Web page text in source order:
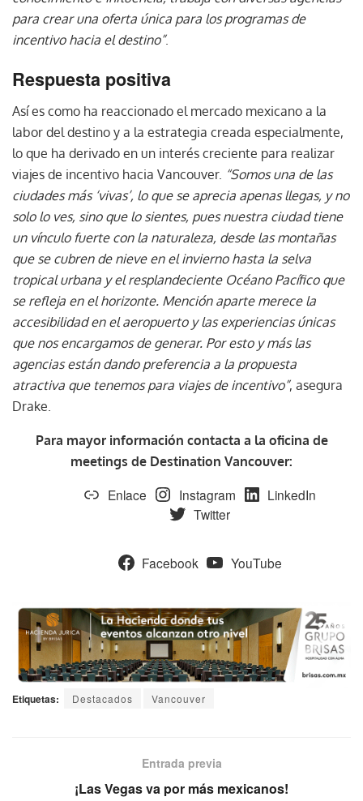
para crear una oferta única para los programas de
incentivo hacia el destino”.
Respuesta positiva
Así es como ha reaccionado el mercado mexicano a la
labor del destino y a la estrategia creada especialmente,
lo que ha derivado en un interés creciente para realizar
viajes de incentivo hacia Vancouver. “Somos una de las
ciudades más ‘vivas’, lo que se aprecia apenas llegas, y no
solo lo ves, sino que lo sientes, pues nuestra ciudad tiene
un vínculo fuerte con la naturaleza, desde las montañas
que se cubren de nieve en el invierno hasta la selva
tropical urbana y el resplandeciente Océano Pacífico que
se refleja en el horizonte. Mención aparte merece la
accesibilidad en el aeropuerto y las experiencias únicas
que nos encargamos de generar. Por esto y más las
agencias están dando preferencia a la propuesta
atractiva que tenemos para viajes de incentivo”, asegura
Drake.
Para mayor información contacta a la oficina de
meetings de Destination Vancouver:
Enlace Instagram
LinkedIn
Twitter
Facebook YouTube
Etiquetas: Destacados Vancouver
Entrada previa
¡Las Vegas va por más mexicanos!